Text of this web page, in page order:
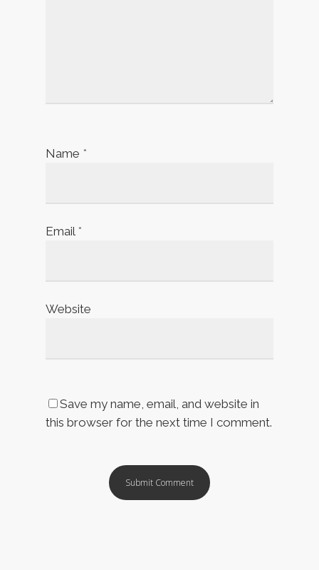
Name *
Email *
Website
Save my name, email, and website in
this browser for the next time I comment.